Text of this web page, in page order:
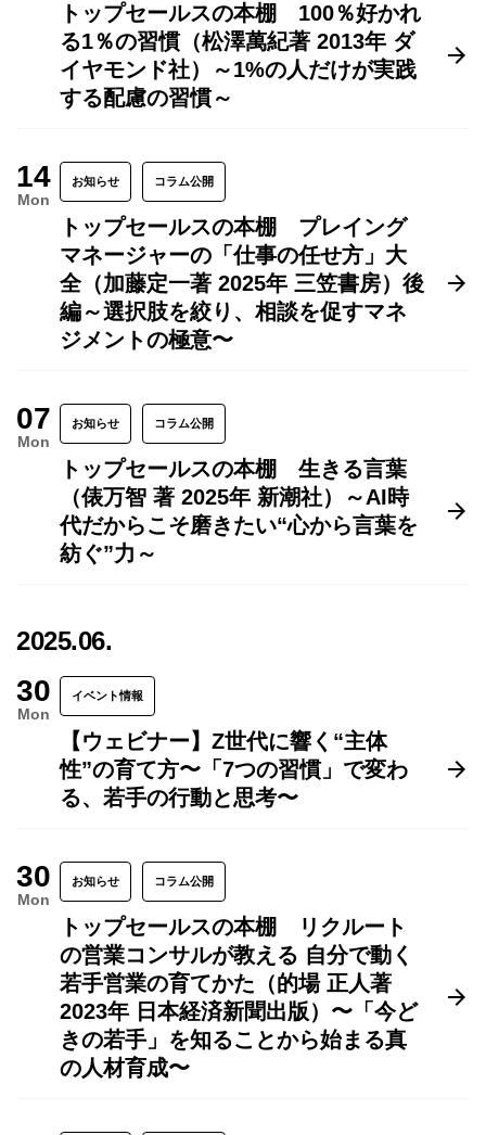
トップセールスの本棚 100％好かれ
る1％の習慣（松澤萬紀著 2013年 ダ
イヤモンド社）～1%の人だけが実践
する配慮の習慣～
14
Mon
お知らせ コラム公開
トップセールスの本棚 プレイング
マネージャーの「仕事の任せ方」大
全（加藤定一著 2025年 三笠書房）後
編～選択肢を絞り、相談を促すマネ
ジメントの極意〜
07
Mon
お知らせ コラム公開
トップセールスの本棚 生きる言葉
（俵万智 著 2025年 新潮社）～AI時
代だからこそ磨きたい“心から言葉を
紡ぐ”力～
2025.06.
30
Mon
イベント情報
【ウェビナー】Z世代に響く“主体
性”の育て方〜「7つの習慣」で変わ
る、若手の行動と思考〜
30
Mon
お知らせ コラム公開
トップセールスの本棚 リクルート
の営業コンサルが教える 自分で動く
若手営業の育てかた（的場 正人著
2023年 日本経済新聞出版）〜「今ど
きの若手」を知ることから始まる真
の人材育成〜